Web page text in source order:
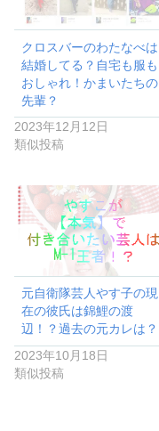
クロスバーのわたなべは
結婚してる？自宅も服も
おしゃれ！かまいたちの
先輩？
2023年12月12日
類似投稿
元自衛隊芸人やす子の現
在の彼氏は錦鯉の渡
辺！？過去の元カレは？
2023年10月18日
類似投稿